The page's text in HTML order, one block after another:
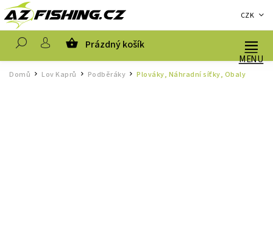
CZK
Prázdný košík
Domů / Lov Kaprů Podběráky / Plováky, Náhradní síťky, Obaly